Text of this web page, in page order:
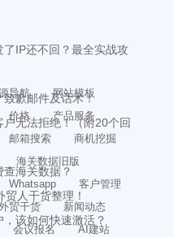
IP还不回？最全实战攻
致歉邮件及话术！
无法拒绝！（附20个回
海关数据？
人干货整理！
该如何快速激活？
导航
网站模板
价格
产品服务
邮箱搜索
商机挖掘
海关数据旧版
Whatsapp
客户管理
贸干货
新闻动态
会议报名
AI建站